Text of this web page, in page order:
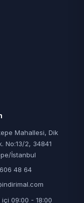
Mahallesi, Dik
No:13/2, 34841
İstanbul
48 64
09:00 - 18:00